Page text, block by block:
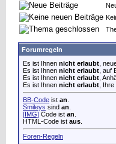
Forumregeln
Es ist Ihnen nicht erlaubt ,
Es ist Ihnen nicht erlaubt , auf
Es ist Ihnen nicht erlaubt ,
Es ist Ihnen nicht erlaubt ,
BB-Code ist an
Smileys sind an
[IMG] Code ist an
HTML-Code ist aus
Foren-Regeln